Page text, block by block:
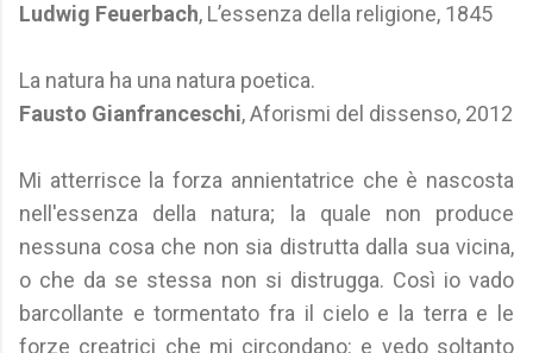
Ludwig Feuerbach, L’essenza della religione, 1845
La natura ha una natura poetica.
Fausto Gianfranceschi, Aforismi del dissenso, 2012
Mi atterrisce la forza annientatrice che è nascosta
nell'essenza della natura; la quale non produce
nessuna cosa che non sia distrutta dalla sua vicina,
o che da se stessa non si distrugga. Così io vado
barcollante e tormentato fra il cielo e la terra e le
forze creatrici che mi circondano: e vedo soltanto